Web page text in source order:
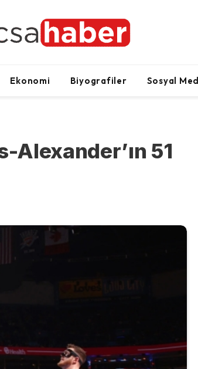
Ekonomi Biyografiler Sosyal
Alexander’ın 51